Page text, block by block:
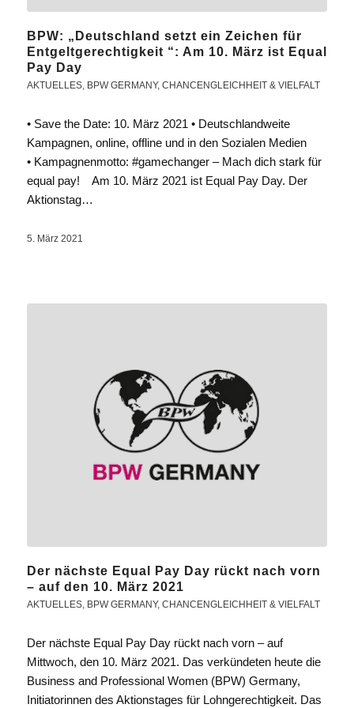
BPW: „Deutschland setzt ein Zeichen für
Entgeltgerechtigkeit “: Am 10. März ist Equal
Pay Day
AKTUELLES, BPW GERMANY, CHANCENGLEICHHEIT & VIELFALT
• Save the Date: 10. März 2021 • Deutschlandweite
Kampagnen, online, offline und in den Sozialen Medien
• Kampagnenmotto: #gamechanger – Mach dich stark für
equal pay! Am 10. März 2021 ist Equal Pay Day. Der
Aktionstag…
5. März 2021
Der nächste Equal Pay Day rückt nach vorn
– auf den 10. März 2021
AKTUELLES, BPW GERMANY, CHANCENGLEICHHEIT & VIELFALT
Der nächste Equal Pay Day rückt nach vorn – auf
Mittwoch, den 10. März 2021. Das verkündeten heute die
Business and Professional Women (BPW) Germany,
Initiatorinnen des Aktionstages für Lohngerechtigkeit. Das